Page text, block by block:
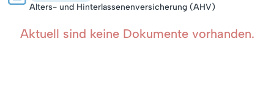
Alters- und Hinterlassenenversicherung (AHV)
Aktuell sind keine Dokumente vorhanden.